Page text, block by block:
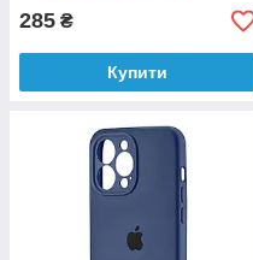
285 ₴
Купити